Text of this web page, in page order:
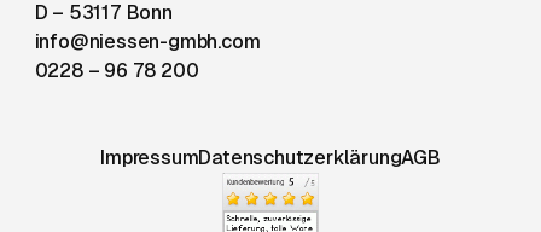
D – 53117 Bonn
info@niessen-gmbh.com
0228 – 96 78 200
ImpressumDatenschutzerklärungAGB